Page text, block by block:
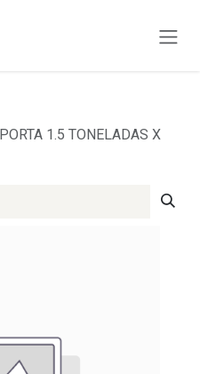
1.5 TONELADAS X